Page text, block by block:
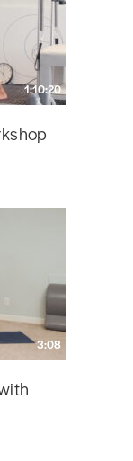
1:10:20
3:08